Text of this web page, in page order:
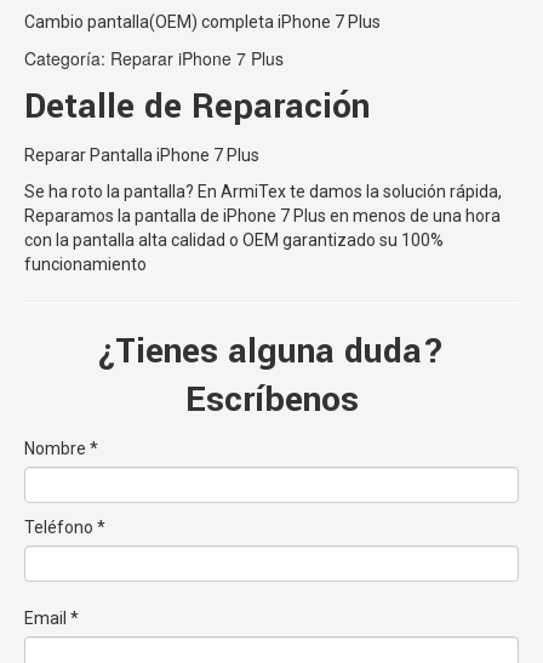
Cambio pantalla(OEM) completa iPhone 7 Plus
Categoría: Reparar iPhone 7 Plus
Detalle de Reparación
Reparar Pantalla iPhone 7 Plus
Se ha roto la pantalla? En ArmiTex te damos la solución rápida,
Reparamos la pantalla de iPhone 7 Plus en menos de una hora
con la pantalla alta calidad o OEM garantizado su 100%
funcionamiento
¿Tienes alguna duda?
Escríbenos
Nombre *
Teléfono *
Email *